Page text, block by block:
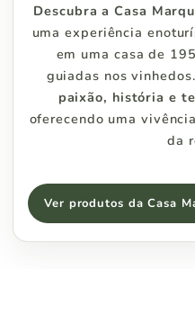
Descubra a Casa
uma experiência
em uma casa de
guiadas nos
paixão, história e
oferecendo uma
da
Ver produtos da Casa